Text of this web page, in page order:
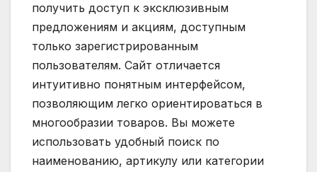
получить доступ к эксклюзивным
предложениям и акциям, доступным
только зарегистрированным
пользователям. Сайт отличается
интуитивно понятным интерфейсом,
позволяющим легко ориентироваться в
многообразии товаров. Вы можете
использовать удобный поиск по
наименованию, артикулу или категории